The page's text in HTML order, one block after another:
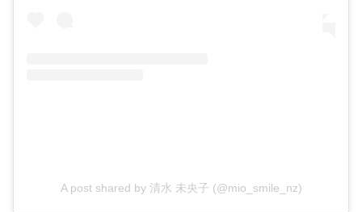
A post shared by 清水 未央子 (@mio_smile_nz)